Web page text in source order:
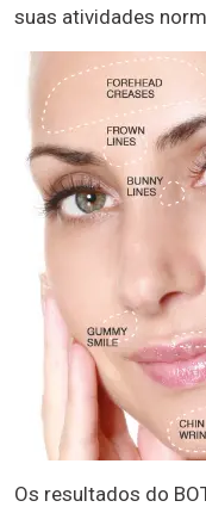
suas atividades
Os resultados do